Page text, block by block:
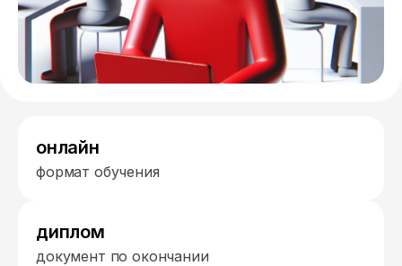
онлайн
формат обучения
диплом
документ по окончании